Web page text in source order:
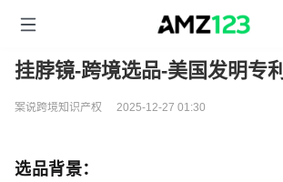
挂脖镜-跨境选品-美国发明专利
案说跨境知识产权 2025-12-27 01:30
选品背景：